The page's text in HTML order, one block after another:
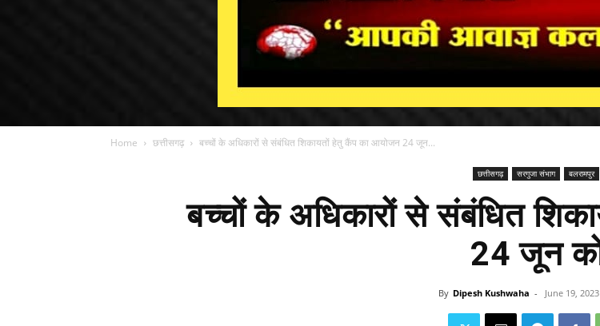
Home छत्तीसगढ़ बच्चों के अधिकारों से संबंधित शिकायतों हेतु कैंप का आयोजन 24 जून...
छत्तीसगढ़ सरगुजा संभाग बलरामपुर
बच्चों के अधिकारों से संबंधित
24 जून
By Dipesh Kushwaha - June 19, 2023